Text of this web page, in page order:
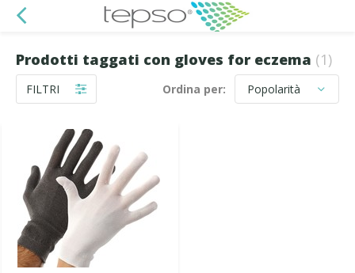
Prodotti taggati con gloves for eczema (1)
FILTRI Ordina per: